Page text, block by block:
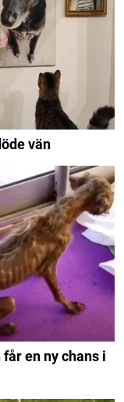
vän
en ny chans i